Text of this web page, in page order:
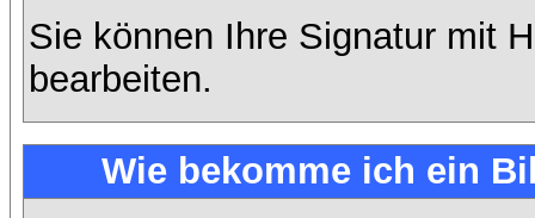
Sie können Ihre Signatur mit
bearbeiten.
Wie bekomme ich ein